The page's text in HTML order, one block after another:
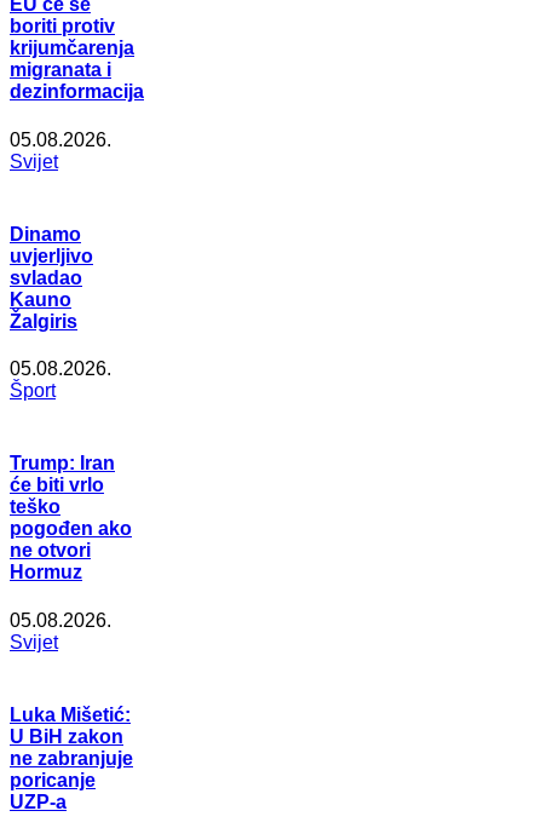
EU će se
boriti protiv
krijumčarenja
migranata i
dezinformacija
05.08.2026.
Svijet
Dinamo
uvjerljivo
svladao
Kauno
Žalgiris
05.08.2026.
Šport
Trump: Iran
će biti vrlo
teško
pogođen ako
ne otvori
Hormuz
05.08.2026.
Svijet
Luka Mišetić:
U BiH zakon
ne zabranjuje
poricanje
UZP-a